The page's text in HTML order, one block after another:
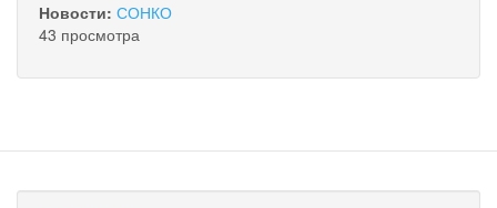
Новости: СОНКО
43 просмотра